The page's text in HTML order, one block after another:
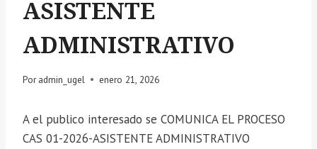
ASISTENTE
ADMINISTRATIVO
Por admin_ugel enero 21, 2026
A el publico interesado se COMUNICA EL PROCESO
CAS 01-2026-ASISTENTE ADMINISTRATIVO